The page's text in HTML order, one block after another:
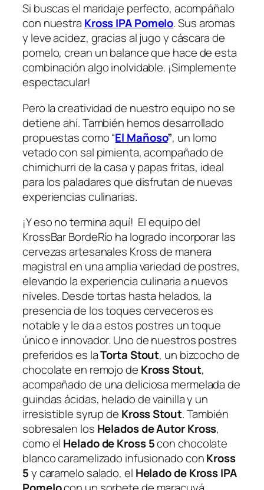
Si buscas el maridaje perfecto, acompáñalo
con nuestra Kross IPA Pomelo. Sus aromas
y leve acidez, gracias al jugo y cáscara de
pomelo, crean un balance que hace de esta
combinación algo inolvidable. ¡Simplemente
espectacular!
Pero la creatividad de nuestro equipo no se
detiene ahí. También hemos desarrollado
propuestas como “El Mañoso”, un lomo
vetado con sal pimienta, acompañado de
chimichurri de la casa y papas fritas, ideal
para los paladares que disfrutan de nuevas
experiencias culinarias.
¡Y eso no termina aquí! El equipo del
KrossBar BordeRío ha logrado incorporar las
cervezas artesanales Kross de manera
magistral en una amplia variedad de postres,
elevando la experiencia culinaria a nuevos
niveles. Desde tortas hasta helados, la
presencia de los toques cerveceros es
notable y le da a estos postres un toque
único e innovador. Uno de nuestros postres
preferidos es laTorta Stout, un bizcocho de
chocolate en remojo de Kross Stout,
acompañado de una deliciosa mermelada de
guindas ácidas, helado de vainilla y un
irresistible syrup de Kross Stout. También
sobresalen los Helados de Autor Kross,
como el Helado de Kross 5con chocolate
blanco caramelizado infusionado conKross
5y caramelo salado, el Helado de Kross IPA